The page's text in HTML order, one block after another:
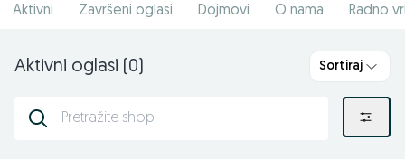
Aktivni Završeni oglasi Dojmovi O nama Radno
Aktivni oglasi (0) Sortiraj